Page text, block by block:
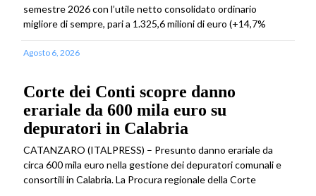
semestre 2026 con l’utile netto consolidato ordinario
migliore di sempre, pari a 1.325,6 milioni di euro (+14,7%
Agosto 6, 2026
Corte dei Conti scopre danno
erariale da 600 mila euro su
depuratori in Calabria
CATANZARO (ITALPRESS) – Presunto danno erariale da
circa 600 mila euro nella gestione dei depuratori comunali e
consortili in Calabria. La Procura regionale della Corte